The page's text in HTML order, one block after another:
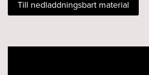
930
DALI
Till nedladdningsbart material